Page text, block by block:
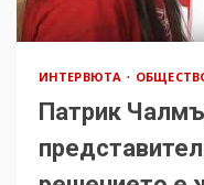
ИНТЕРВЮТА
Патрик